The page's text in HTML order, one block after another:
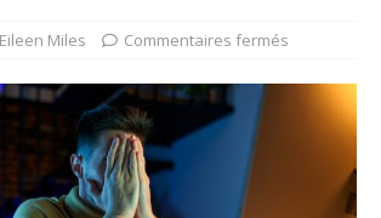
Eileen Miles Commentaires fermés